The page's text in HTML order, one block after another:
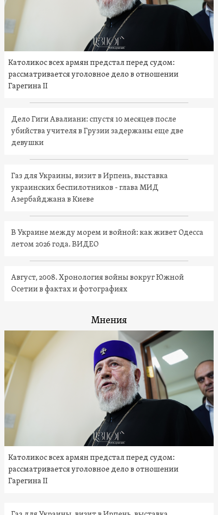
Католикос всех армян предстал перед судом:
рассматривается уголовное дело в отношении
Гарегина II
Дело Гиги Авалиани: спустя 10 месяцев после
убийства учителя в Грузии задержаны еще две
девушки
Газ для Украины, визит в Ирпень, выставка
украинских беспилотников - глава МИД
Азербайджана в Киеве
В Украине между морем и войной: как живет Одесса
летом 2026 года. ВИДЕО
Август, 2008. Хронология войны вокруг Южной
Осетии в фактах и фотографиях
Мнения
Католикос всех армян предстал перед судом:
рассматривается уголовное дело в отношении
Гарегина II